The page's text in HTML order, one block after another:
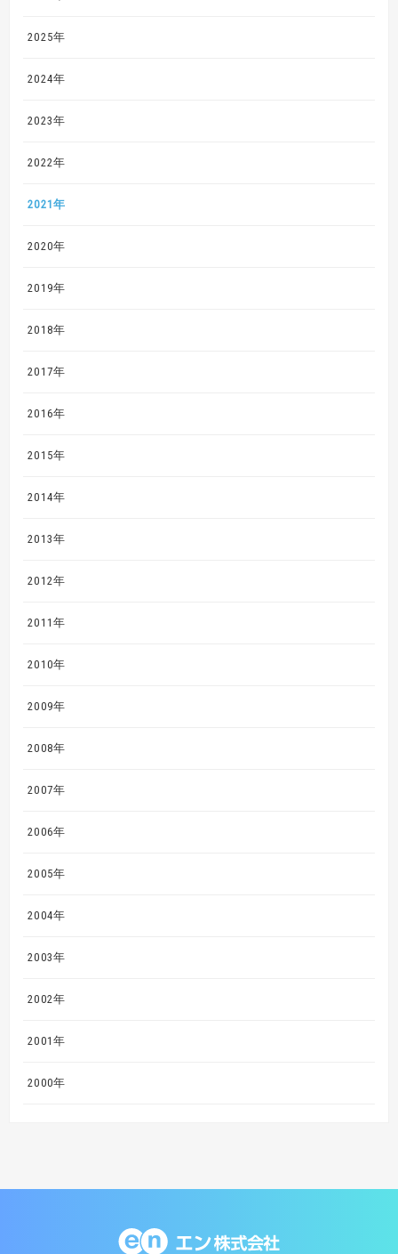
2025年
2024年
2023年
2022年
2021年
2020年
2019年
2018年
2017年
2016年
2015年
2014年
2013年
2012年
2011年
2010年
2009年
2008年
2007年
2006年
2005年
2004年
2003年
2002年
2001年
2000年